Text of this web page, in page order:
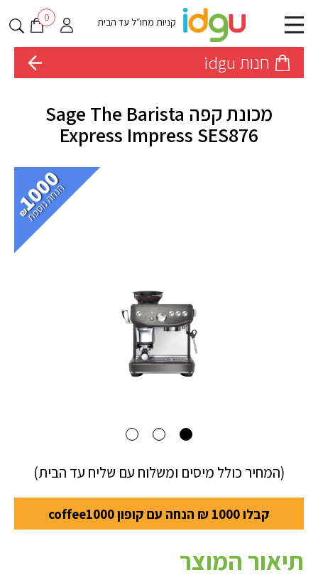
קניות מחו״ל עד הבית 0
חנות idgu
מכונת קפה Sage The Barista
Express Impress SES876
(המחיר כולל מיסים ומשלוח עם שליח עד הבית)
קבלו 1000 ₪ הנחה עם קופון coffee1000
תיאור המוצר